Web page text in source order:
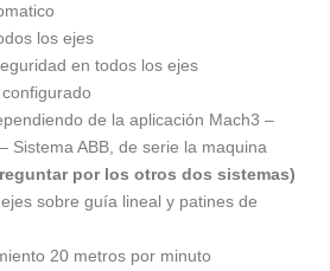
los ejes
en todos los ejes
de la aplicación Mach3 –
Sistema ABB, de serie la maquina
por los otros dos sistemas)
sobre guía lineal y patines de
20 metros por minuto